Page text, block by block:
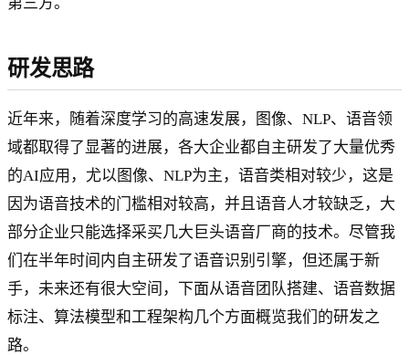
研发思路
近年来，随着深度学习的高速发展，图像、NLP、语音领
域都取得了显著的进展，各大企业都自主研发了大量优秀
的AI应用，尤以图像、NLP为主，语音类相对较少，这是
因为语音技术的门槛相对较高，并且语音人才较缺乏，大
部分企业只能选择采买几大巨头语音厂商的技术。尽管我
们在半年时间内自主研发了语音识别引擎，但还属于新
手，未来还有很大空间，下面从语音团队搭建、语音数据
标注、算法模型和工程架构几个方面概览我们的研发之
路。